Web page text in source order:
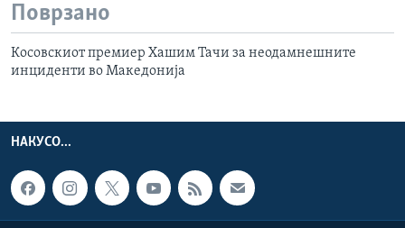
Поврзано
Косовскиот премиер Хашим Тачи за неодамнешните
инциденти во Македонија
НАКУСО...